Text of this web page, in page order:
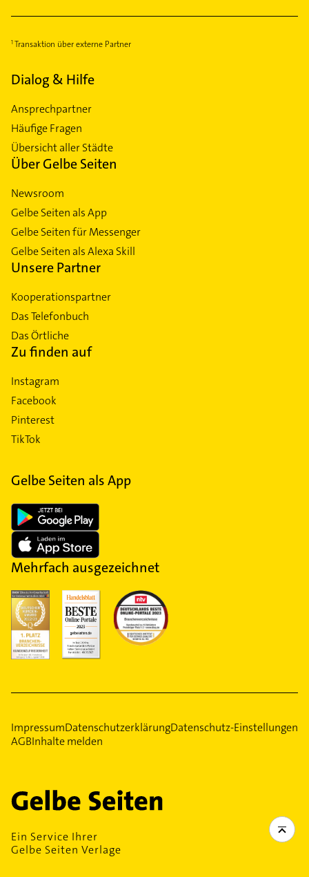
Transaktion über externe Partner
Dialog & Hilfe
Ansprechpartner
Häufige Fragen
Übersicht aller Städte
Über Gelbe Seiten
Newsroom
Gelbe Seiten als App
Gelbe Seiten für Messenger
Gelbe Seiten als Alexa Skill
Unsere Partner
Kooperationspartner
Das Telefonbuch
Das Örtliche
Zu finden auf
Instagram
Facebook
Pinterest
TikTok
Gelbe Seiten als App
Mehrfach ausgezeichnet
ImpressumDatenschutzerklärungDatenschutz-Einstellungen
AGBInhalte melden
Ein Service Ihrer
Gelbe Seiten Verlage